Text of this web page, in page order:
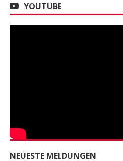
YOUTUBE
NEUESTE MELDUNGEN